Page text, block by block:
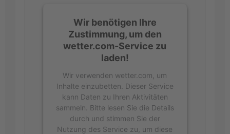
Wir benötigen Ihre
Zustimmung, um den
wetter.com-Service zu
laden!
Wir verwenden wetter.com, um
Inhalte einzubetten. Dieser Service
kann Daten zu Ihren Aktivitäten
sammeln. Bitte lesen Sie die Details
durch und stimmen Sie der
Nutzung des Service zu, um diese